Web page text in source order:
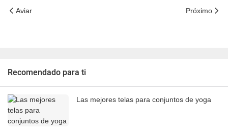
Aviar Próximo
Recomendado para ti
Las mejores telas para conjuntos de yoga